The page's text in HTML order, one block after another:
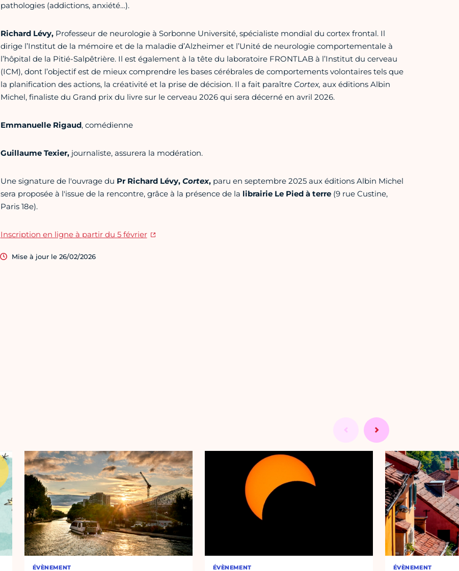
pathologies (addictions, anxiété…).
Richard Lévy,Professeur de neurologie à Sorbonne Université, spécialiste mondial du cortex frontal. Il
dirige l’Institut de la mémoire et de la maladie d’Alzheimer et l’Unité de neurologie comportementale à
l’hôpital de la Pitié-Salpêtrière. Il est également à la tête du laboratoire FRONTLAB à l’Institut du cerveau
(ICM), dont l’objectif est de mieux comprendre les bases cérébrales de comportements volontaires tels que
la planification des actions, la créativité et la prise de décision. Il a fait paraître Cortex, aux éditions Albin
Michel, finaliste du Grand prix du livre sur le cerveau 2026 qui sera décerné en avril 2026.
Emmanuelle Rigaud, comédienne
Guillaume Texier,journaliste, assurera la modération.
Une signature de l'ouvrage du Pr Richard Lévy, Cortex,paru en septembre 2025 aux éditions Albin Michel
sera proposée à l'issue de la rencontre, grâce à la présence de la librairie Le Pied à terre(9 rue Custine,
Paris 18e).
Inscription en ligne à partir du 5 février
Mise à jour le 26/02/2026
ÉVÈNEMENT ÉVÈNEMENT ÉVÈNEMENT